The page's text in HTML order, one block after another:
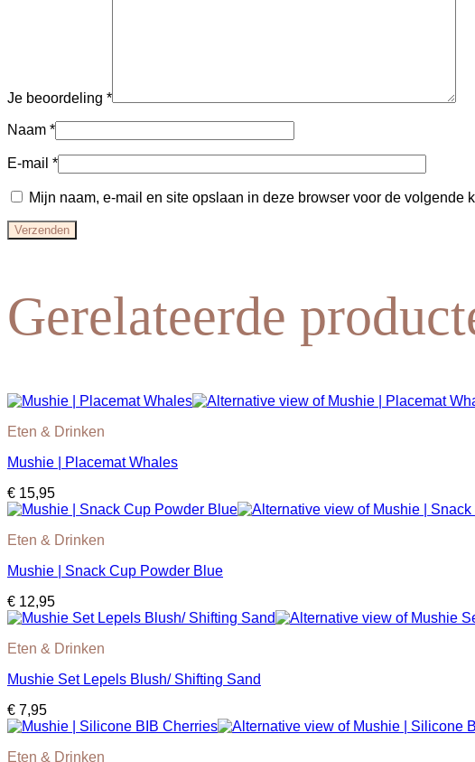
Je beoordeling *
Naam *
E-mail *
Mijn naam, e-mail en site opslaan in deze browser voor de volgende
Gerelateerde
Eten & Drinken
Mushie | Placemat Whales
€ 15,95
Eten & Drinken
Mushie | Snack Cup Powder Blue
€ 12,95
Eten & Drinken
Mushie Set Lepels Blush/ Shifting Sand
€ 7,95
Eten & Drinken